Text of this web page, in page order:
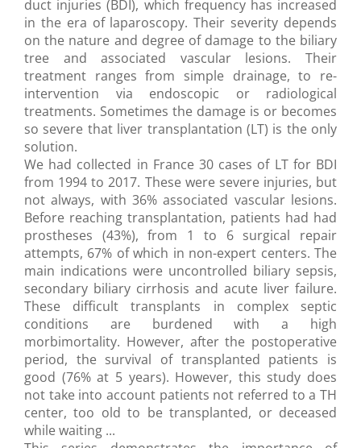
duct injuries (BDI), which frequency has increased
in the era of laparoscopy. Their severity depends
on the nature and degree of damage to the biliary
tree and associated vascular lesions. Their
treatment ranges from simple drainage, to re-
intervention via endoscopic or radiological
treatments. Sometimes the damage is or becomes
so severe that liver transplantation (LT) is the only
solution.
We had collected in France 30 cases of LT for BDI
from 1994 to 2017. These were severe injuries, but
not always, with 36% associated vascular lesions.
Before reaching transplantation, patients had had
prostheses (43%), from 1 to 6 surgical repair
attempts, 67% of which in non-expert centers. The
main indications were uncontrolled biliary sepsis,
secondary biliary cirrhosis and acute liver failure.
These difficult transplants in complex septic
conditions are burdened with a high
morbimortality. However, after the postoperative
period, the survival of transplanted patients is
good (76% at 5 years). However, this study does
not take into account patients not referred to a TH
center, too old to be transplanted, or deceased
while waiting ...